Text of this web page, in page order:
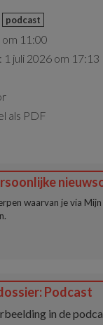
podcast
11:00
1 juli 2026 om 17:13
als PDF
waarvan je via
Podcast
in de